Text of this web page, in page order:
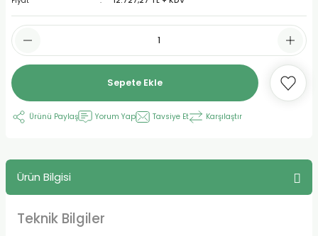
Sepete Ekle
Ürünü Paylaş Yorum Yap Tavsiye Et Karşılaştır
Ürün Bilgisi
Teknik Bilgiler